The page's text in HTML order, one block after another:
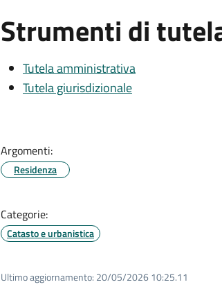
Strumenti di
Tutela amministrativa
Tutela giurisdizionale
Argomenti:
Residenza
Categorie:
Catasto e urbanistica
Ultimo aggiornamento: 20/05/2026 10:25.11